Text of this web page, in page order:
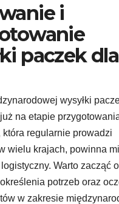
i
paczek dla
wysyłki
na etapie
która regularnie prowadzi
wielu krajach, powinna
Warto zacząć
potrzeb oraz
w zakresie